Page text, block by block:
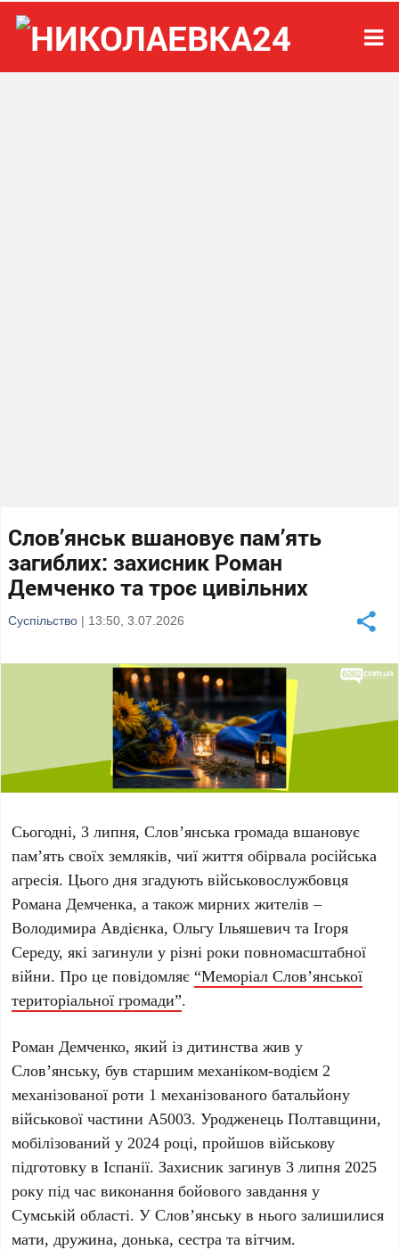
Слов’янськ вшановує пам’ять
загиблих: захисник Роман
Демченко та троє цивільних
Суспільство | 13:50, 3.07.2026
Сьогодні,3 липня, Слов’янська громада вшановує
пам’ять своїх земляків, чиї життя обірвала російська
агресія. Цього дня згадують військовослужбовця
Романа Демченка, а також мирних жителів –
Володимира Авдієнка,Ольгу Ільяшевич таІгоря
Середу, які загинули у різні роки повномасштабної
війни. Про це повідомляє“Меморіал Слов’янської
територіальної громади”.
Роман Демченко, який із дитинства жив у
Слов’янську, був старшим механіком-водієм 2
механізованої роти 1 механізованого батальйону
військової частини А5003. УродженецьПолтавщини,
мобілізований у 2024 році, пройшов військову
підготовку вІспанії. Захисник загинув3 липня 2025
року під час виконання бойового завдання у
Сумській області. УСлов’янську в нього залишилися
мати, дружина, донька, сестра та вітчим.